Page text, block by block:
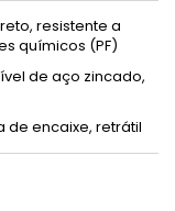
resistente a
químicos (PF)
de aço zincado,
de encaixe, retrátil